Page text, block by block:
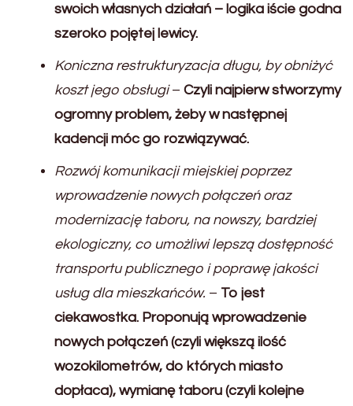
swoich własnych działań – logika iście godna
szeroko pojętej lewicy.
Koniczna restrukturyzacja długu, by obniżyć
koszt jego obsługi– Czyli najpierw stworzymy
ogromny problem, żeby w następnej
kadencji móc go rozwiązywać.
Rozwój komunikacji miejskiej poprzez
wprowadzenie nowych połączeń oraz
modernizację taboru, na nowszy, bardziej
ekologiczny, co umożliwi lepszą dostępność
transportu publicznego i poprawę jakości
usług dla mieszkańców. – To jest
ciekawostka. Proponują wprowadzenie
nowych połączeń (czyli większą ilość
wozokilometrów, do których miasto
dopłaca), wymianę taboru (czyli kolejne